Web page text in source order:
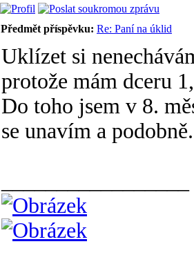
Předmět příspěvku: Re: Paní na úklid
Uklízet si
protože mám dceru
Do toho jsem v 8.
se unavím a podobně.